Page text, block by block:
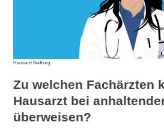
Hausarzt Bedburg
Zu welchen Fachärzten
Hausarzt bei
überweisen?